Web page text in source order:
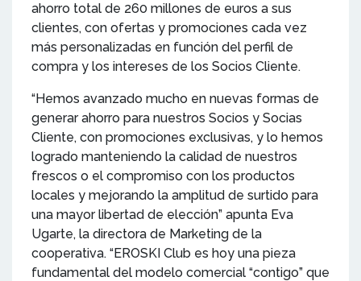
ahorro total de 260 millones de euros a sus
clientes, con ofertas y promociones cada vez
más personalizadas en función del perfil de
compra y los intereses de los Socios Cliente.
“Hemos avanzado mucho en nuevas formas de
generar ahorro para nuestros Socios y Socias
Cliente, con promociones exclusivas, y lo hemos
logrado manteniendo la calidad de nuestros
frescos o el compromiso con los productos
locales y mejorando la amplitud de surtido para
una mayor libertad de elección” apunta Eva
Ugarte, la directora de Marketing de la
cooperativa. “EROSKI Club es hoy una pieza
fundamental del modelo comercial “contigo” que